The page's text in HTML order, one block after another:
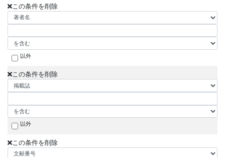
この条件を削除
以外
この条件を削除
以外
この条件を削除